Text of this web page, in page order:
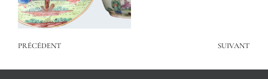
PRÉCÉDENT SUIVANT